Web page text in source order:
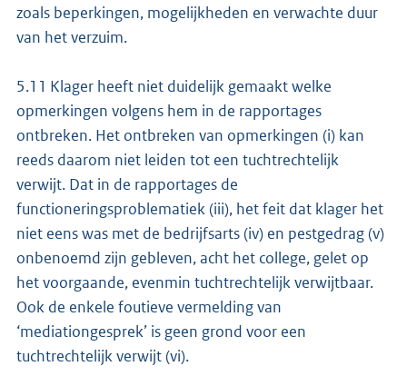
zoals beperkingen, mogelijkheden en verwachte duur
van het verzuim.
5.11 Klager heeft niet duidelijk gemaakt welke
opmerkingen volgens hem in de rapportages
ontbreken. Het ontbreken van opmerkingen (i) kan
reeds daarom niet leiden tot een tuchtrechtelijk
verwijt. Dat in de rapportages de
functioneringsproblematiek (iii), het feit dat klager het
niet eens was met de bedrijfsarts (iv) en pestgedrag (v)
onbenoemd zijn gebleven, acht het college, gelet op
het voorgaande, evenmin tuchtrechtelijk verwijtbaar.
Ook de enkele foutieve vermelding van
‘mediationgesprek’ is geen grond voor een
tuchtrechtelijk verwijt (vi).